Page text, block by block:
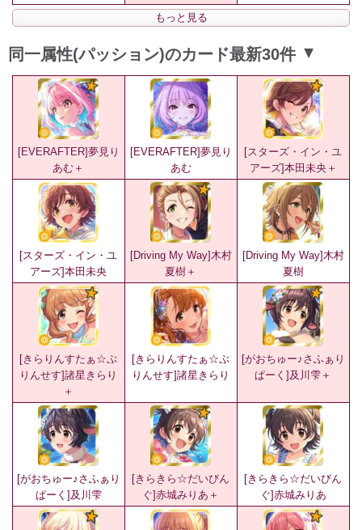
もっと見る
同一属性(パッション)のカード最新30件 ▲
[EVERAFTER]夢見り
あむ＋
[EVERAFTER]夢見り
あむ
[スターズ・イン・ユ
アーズ]本田未央＋
[スターズ・イン・ユ
アーズ]本田未央
[Driving My Way]木村
夏樹＋
[Driving My Way]木村
夏樹
[きらりんすたぁ☆ぷ
りんせす]諸星きらり
＋
[きらりんすたぁ☆ぷ
りんせす]諸星きらり
[がおちゅー♪さふぁり
ぱーく]及川雫＋
[がおちゅー♪さふぁり
ぱーく]及川雫
[きらきら☆だいびん
ぐ]赤城みりあ＋
[きらきら☆だいびん
ぐ]赤城みりあ